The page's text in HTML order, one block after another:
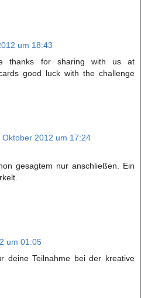
um 18:43
thanks for sharing with us at
good luck with the challenge
Oktober 2012 um 17:24
gesagtem nur anschließen. Ein
um 01:05
deine Teilnahme bei der kreative